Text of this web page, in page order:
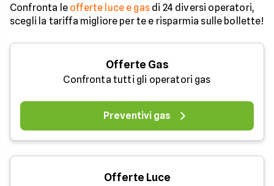
Confronta le offerte luce e gasdi 24 diversi operatori,
scegli la tariffa migliore per te e risparmia sulle bollette!
Offerte Gas
Confronta tutti gli operatori gas
Preventivi gas
Offerte Luce